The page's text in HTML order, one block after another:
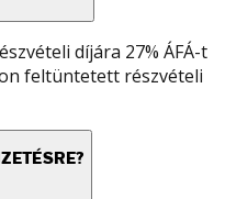
díjára 27% ÁFÁ-t
feltüntetett részvételi